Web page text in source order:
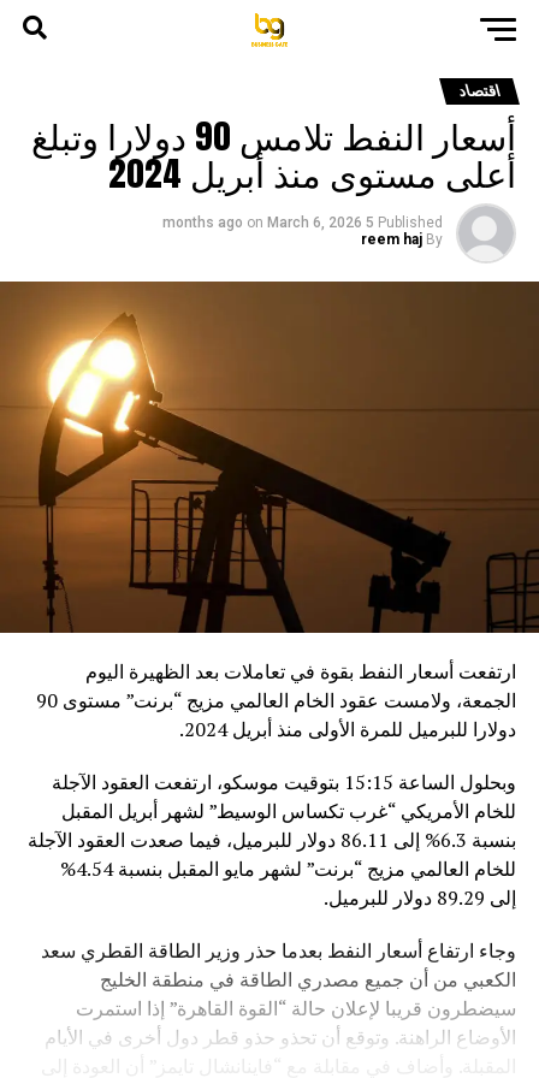
اقتصاد
أسعار النفط تلامس 90 دولارا وتبلغ
أعلى مستوى منذ أبريل 2024
Published
5 months ago
on March 6, 2026
By
reem haj
ارتفعت أسعار النفط بقوة في تعاملات بعد الظهيرة اليوم
الجمعة، ولامست عقود الخام العالمي مزيج “برنت” مستوى 90
دولارا للبرميل للمرة الأولى منذ أبريل 2024.
وبحلول الساعة 15:15 بتوقيت موسكو، ارتفعت العقود الآجلة
للخام الأمريكي “غرب تكساس الوسيط” لشهر أبريل المقبل
بنسبة 6.3% إلى 86.11 دولار للبرميل، فيما صعدت العقود الآجلة
للخام العالمي مزيج “برنت” لشهر مايو المقبل بنسبة 4.54%
إلى 89.29 دولار للبرميل.
وجاء ارتفاع أسعار النفط بعدما حذر وزير الطاقة القطري سعد
الكعبي من أن جميع مصدري الطاقة في منطقة الخليج
سيضطرون قريبا لإعلان حالة “القوة القاهرة” إذا استمرت
الأوضاع الراهنة. وتوقع أن تحذو حذو قطر دول أخرى في الأيام